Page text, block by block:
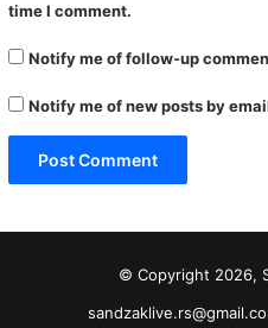
time I comment.
Notify me of follow-up
Notify me of new posts by
© Copyright 2026,